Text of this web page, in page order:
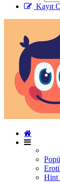
Kayıt
Hint